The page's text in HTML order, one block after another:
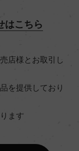
はこちら
店様とお取引し
を提供しており
ます